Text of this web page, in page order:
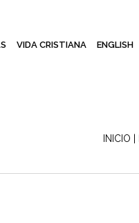
VIDA CRISTIANA ENGLISH
INICIO